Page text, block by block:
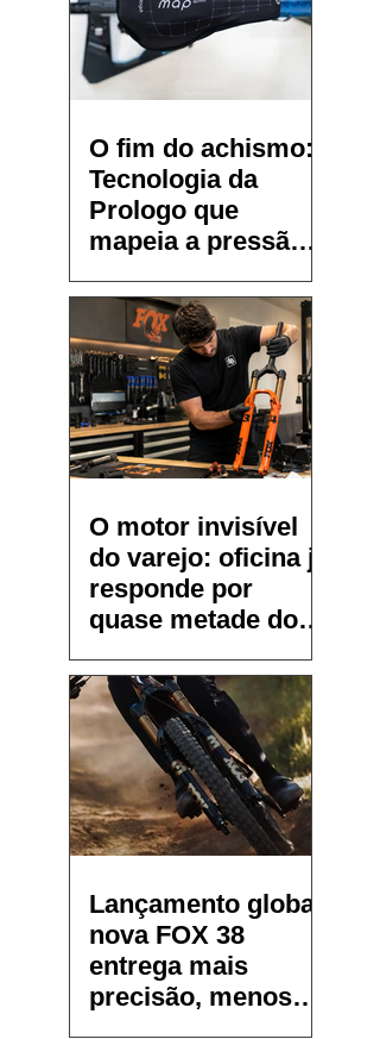
O fim do achismo:
Tecnologia da
Prologo que
mapeia a pressão
Brasil
O motor invisível
do varejo: oficina já
responde por
quase metade do
pequenos bike
shops
Lançamento global:
nova FOX 38
entrega mais
precisão, menos